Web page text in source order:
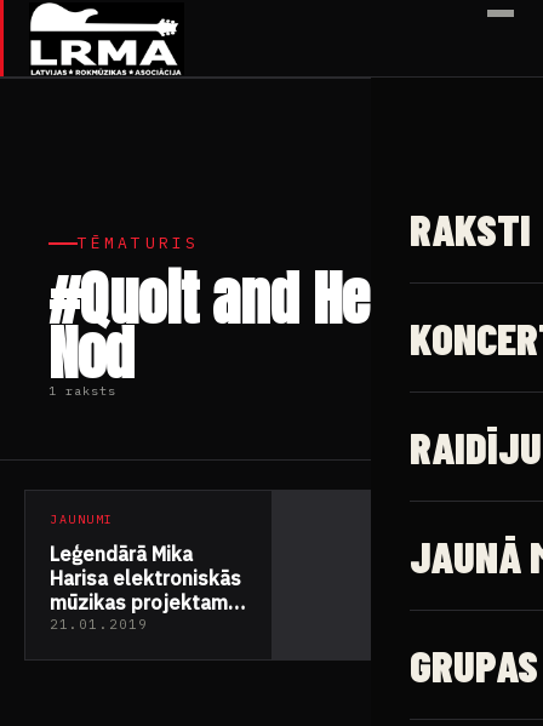
✕
RAKSTI
JAUNĀ
GRUPAS
TĒMATURIS
#Quoit and Hed
Nod
1 raksts
JAUNUMI
Leģendārā Mika
Harisa elektroniskās
mūzikas projektam
“Scorn” gaidāms
21.01.2019